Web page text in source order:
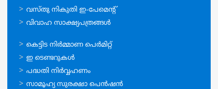
വസ്തു നികുതി ഇ-പേമെന്റ്
വിവാഹ സാക്ഷ്യപത്രങ്ങള്‍
ഓണ്‍ലൈന്‍
സേവനങ്ങള്‍
കെട്ടിട നിര്‍മ്മാണ പെര്‍മിറ്റ്‌
ഇ ടെണ്ടറുകള്‍
പദ്ധതി നിര്‍വ്വഹണം
സാമൂഹ്യ സുരക്ഷാ പെന്‍ഷന്‍